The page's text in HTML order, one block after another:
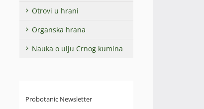
Otrovi u hrani
Organska hrana
Nauka o ulju Crnog kumina
Probotanic Newsletter